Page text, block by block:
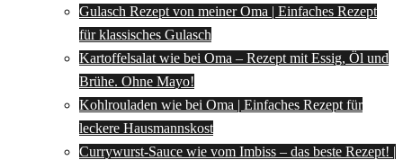
Gulasch Rezept von meiner Oma | Einfaches Rezept
für klassisches Gulasch
Kartoffelsalat wie bei Oma – Rezept mit Essig, Öl und
Brühe. Ohne Mayo!
Kohlrouladen wie bei Oma | Einfaches Rezept für
leckere Hausmannskost
Currywurst-Sauce wie vom Imbiss – das beste Rezept! |